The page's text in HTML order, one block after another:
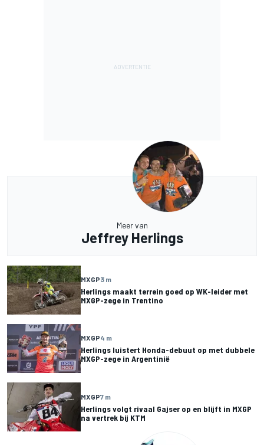
Meer van
Jeffrey Herlings
MXGP3 m
Herlings maakt terrein goed op WK-leider met
MXGP-zege in Trentino
MXGP4 m
Herlings luistert Honda-debuut op met dubbele
MXGP-zege in Argentinië
MXGP7 m
Herlings volgt rivaal Gajser op en blijft in MXGP
na vertrek bij KTM